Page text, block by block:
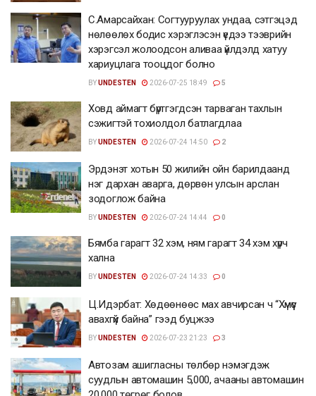
С.Амарсайхан: Согтууруулах ундаа, сэтгэцэд
нөлөөлөх бодис хэрэглэсэн үедээ тээврийн
хэрэгсэл жолоодсон аливаа үйлдэлд хатуу
хариуцлага тооцдог болно
BYUNDESTEN 2026-07-25 18:49 5
Ховд аймагт бүртгэгдсэн тарваган тахлын
сэжигтэй тохиолдол батлагдлаа
BYUNDESTEN 2026-07-24 14:50 2
Эрдэнэт хотын 50 жилийн ойн барилдаанд
нэг дархан аварга, дөрвөн улсын арслан
зодоглож байна
BYUNDESTEN 2026-07-24 14:44 0
Бямба гарагт 32 хэм, ням гарагт 34 хэм хүрч
хална
BYUNDESTEN 2026-07-24 14:33 0
Ц.Идэрбат: Хөдөөнөөс мах авчирсан ч “Хүмүүс
авахгүй байна” гээд буцжээ
BYUNDESTEN 2026-07-23 21:23 3
Автозам ашигласны төлбөр нэмэгдэж
суудлын автомашин 5,000, ачааны автомашин